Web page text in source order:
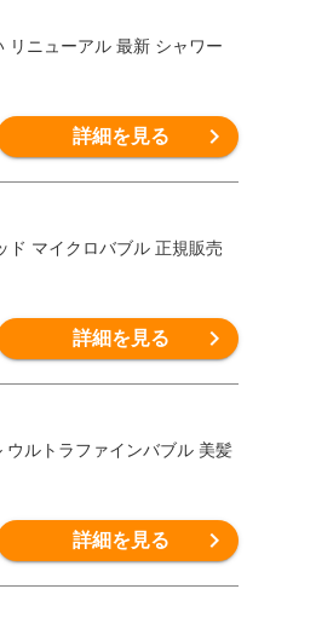
リニューアル 最新 シャワー
詳細を見る
ド マイクロバブル 正規販売
詳細を見る
ウルトラファインバブル 美髪
詳細を見る